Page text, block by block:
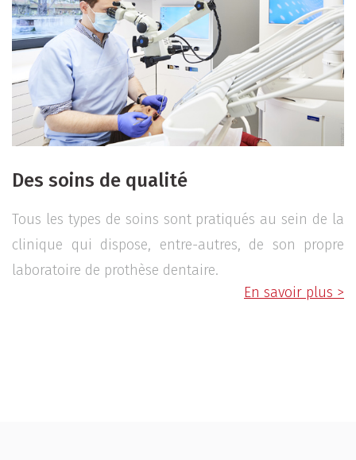
Des soins de qualité
Tous les types de soins sont pratiqués au sein de la
clinique qui dispose, entre-autres, de son propre
laboratoire de prothèse dentaire.
En savoir plus >